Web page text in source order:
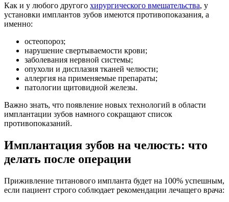
Как и у любого другого хирургического вмешательства, у
установки имплантов зубов имеются противопоказания, а
именно:
остеопороз;
нарушение свертываемости крови;
заболевания нервной системы;
опухоли и дисплазия тканей челюсти;
аллергия на применяемые препараты;
патологии щитовидной железы.
Важно знать, что появление новых технологий в области
имплантации зубов намного сокращают список
противопоказаний.
Имплантация зубов на челюсть: что
делать после операции
Приживление титанового импланта будет на 100% успешным,
если пациент строго соблюдает рекомендации лечащего врача: